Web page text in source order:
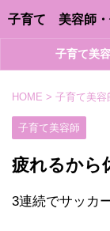
子育て 美容師・
子育て美
HOME > 子育て美容
子育て美容師
疲れるから
3連続でサッカ